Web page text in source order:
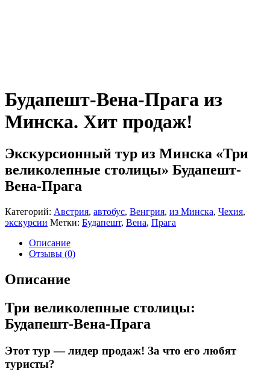
Будапешт-Вена-Прага из
Минска. Хит продаж!
Экскурсионный тур из Минска «Три
великолепные столицы» Будапешт-
Вена-Прага
Категорий: Австрия, автобус, Венгрия, из Минска, Чехия,
экскурсии Метки: Будапешт, Вена, Прага
Описание
Отзывы (0)
Описание
Три великолепные столицы:
Будапешт-Вена-Прага
Этот тур — лидер продаж! За что его любят
туристы?